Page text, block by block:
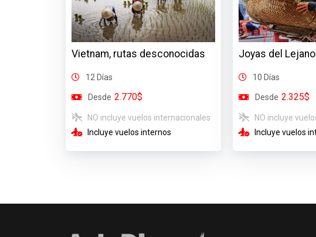
Vietnam, rutas desconocidas
12 Días
Desde 2.770$
NO incluye vuelos internacionales
Incluye vuelos internos
Joyas del
10 Días
Desde 2.325$
NO incluye
Incluye vuelos